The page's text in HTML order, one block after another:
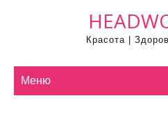
Красота |
Меню